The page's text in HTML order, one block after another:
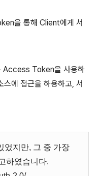
을 통해 Client에게 서
Access Token을 사용하
에 접근을 하용하고, 서
었지만, 그 중 가장
하였습니다.